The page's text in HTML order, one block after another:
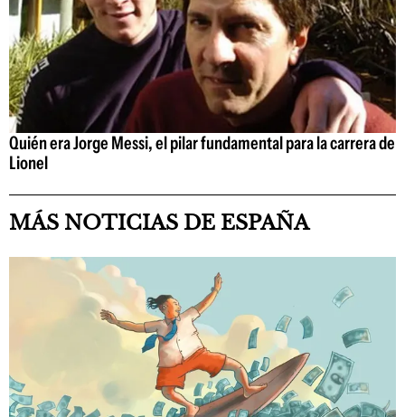
Quién era Jorge Messi, el pilar fundamental para la carrera de
Lionel
MÁS NOTICIAS DE ESPAÑA